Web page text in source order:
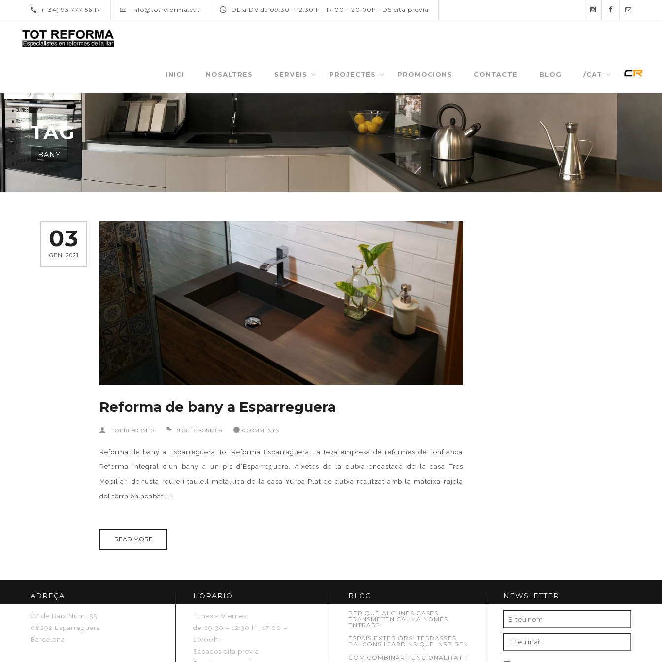
(+34) 93 777 56 17 info@totreforma.cat DL a DV de 09:30 - 12:30 h | 17:00 - 20:00h · DS cita prèvia
INICI NOSALTRES SERVEIS PROJECTES PROMOCIONS CONTACTE BLOG /CAT
TAG
BANY
03
GEN. 2021
Reforma de bany a Esparreguera
TOT REFORMES BLOG REFORMES 0 COMMENTS
Reforma de bany a Esparreguera Tot Reforma Esparraguera, la teva empresa de reformes de confiança
Reforma integral d’un bany a un pis d’Esparreguera. Aixetes de la dutxa encastada de la casa Tres
Mobiliari de fusta roure i taulell metàl·lica de la casa Yurba Plat de dutxa realitzat amb la mateixa rajola
del terra en acabat […]
READ MORE
ADREÇA
C/ de Baix Núm. 55
08292 Esparreguera
Barcelona
HORARIO
Lunes a Viernes:
de 09:30 – 12:30 h | 17:00 –
20:00h ·
Sábados cita previa
BLOG
PER QUÈ ALGUNES CASES
TRANSMETEN CALMA NOMÉS
ENTRAR?
ESPAIS EXTERIORS: TERRASSES,
BALCONS I JARDINS QUE INSPIREN
COM COMBINAR FUNCIONALITAT I
NEWSLETTER